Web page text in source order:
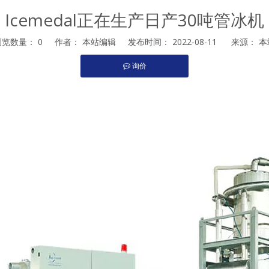
Icemedal正在生产日产30吨管冰机
数量： 0 作者： 本站编辑 发布时间： 2022-08-11 来源：
询价